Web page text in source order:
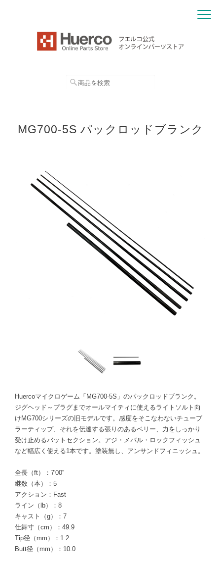
MG700-5S パックロッドブランク
Huercoマイクロゲーム「MG700-5S」のパックロッドブランク。
ジグヘッド～プラグまでオールマイティに使えるライトソルト向
けMG700シリーズの旧モデルです。感度をそこなわないチューブ
ラーティップ、それを伝達する張りのあるベリー、力をしっかり
受け止めるバットセクション。アジ・メバル・ロックフィッシュ
など幅広く使える1本です。塗装無し、アンサンドフィニッシュ。
全長（ft）：7'00''
継数（本）：5
アクション：Fast
ライン（lb）：8
キャスト（g）：7
仕舞寸（cm）：49.9
Tip径（mm）：1.2
Butt径（mm）：10.0